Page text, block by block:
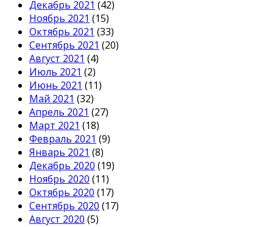
Декабрь 2021 (42)
Ноябрь 2021 (15)
Октябрь 2021 (33)
Сентябрь 2021 (20)
Август 2021 (4)
Июль 2021 (2)
Июнь 2021 (11)
Май 2021 (32)
Апрель 2021 (27)
Март 2021 (18)
Февраль 2021 (9)
Январь 2021 (8)
Декабрь 2020 (19)
Ноябрь 2020 (11)
Октябрь 2020 (17)
Сентябрь 2020 (17)
Август 2020 (5)